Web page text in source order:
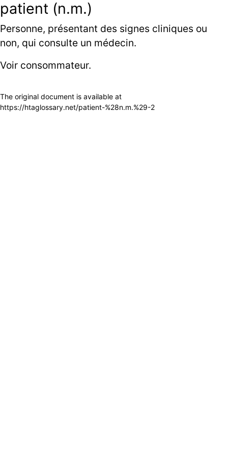
patient (n.m.)
Personne, présentant des signes cliniques ou
non, qui consulte un médecin.
Voir consommateur.
The original document is available at
https://htaglossary.net/patient-%28n.m.%29-2